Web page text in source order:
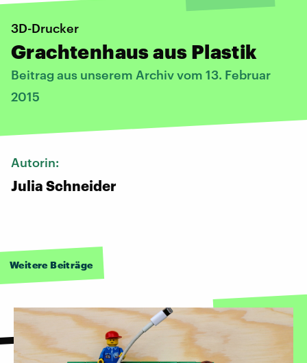
3D-Drucker
Grachtenhaus aus Plastik
Beitrag aus unserem Archiv vom 13. Februar
2015
Autorin:
Julia Schneider
Weitere Beiträge